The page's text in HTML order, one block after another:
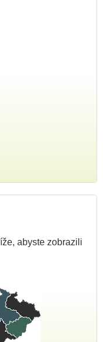
abyste zobrazili